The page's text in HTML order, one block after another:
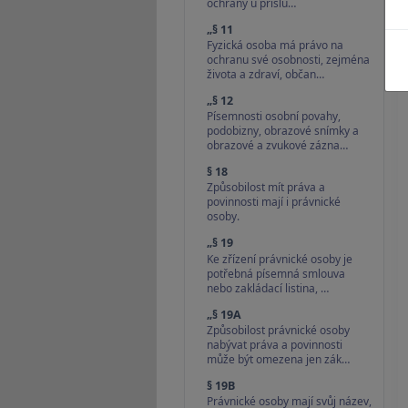
„§ 11
Fyzická osoba má právo na
ochranu své osobnosti, zejména
života a zdraví, občan…
„§ 12
Písemnosti osobní povahy,
podobizny, obrazové snímky a
obrazové a zvukové zázna…
§ 18
Způsobilost mít práva a
povinnosti mají i právnické
osoby.
„§ 19
Ke zřízení právnické osoby je
potřebná písemná smlouva
nebo zakládací listina, …
„§ 19A
Způsobilost právnické osoby
nabývat práva a povinnosti
může být omezena jen zák…
§ 19B
Právnické osoby mají svůj název,